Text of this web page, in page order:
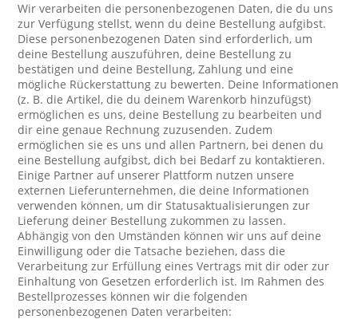
Wir verarbeiten die personenbezogenen Daten, die du uns
zur Verfügung stellst, wenn du deine Bestellung aufgibst.
Diese personenbezogenen Daten sind erforderlich, um
deine Bestellung auszuführen, deine Bestellung zu
bestätigen und deine Bestellung, Zahlung und eine
mögliche Rückerstattung zu bewerten. Deine Informationen
(z. B. die Artikel, die du deinem Warenkorb hinzufügst)
ermöglichen es uns, deine Bestellung zu bearbeiten und
dir eine genaue Rechnung zuzusenden. Zudem
ermöglichen sie es uns und allen Partnern, bei denen du
eine Bestellung aufgibst, dich bei Bedarf zu kontaktieren.
Einige Partner auf unserer Plattform nutzen unsere
externen Lieferunternehmen, die deine Informationen
verwenden können, um dir Statusaktualisierungen zur
Lieferung deiner Bestellung zukommen zu lassen.
Abhängig von den Umständen können wir uns auf deine
Einwilligung oder die Tatsache beziehen, dass die
Verarbeitung zur Erfüllung eines Vertrags mit dir oder zur
Einhaltung von Gesetzen erforderlich ist. Im Rahmen des
Bestellprozesses können wir die folgenden
personenbezogenen Daten verarbeiten: